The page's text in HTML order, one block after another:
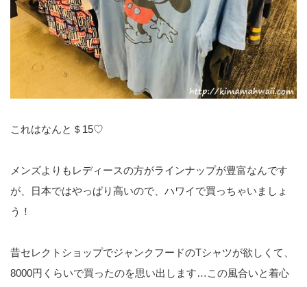
これはなんと＄15♡
メンズよりもレディースの方がラインナップが豊富なんです
が、日本ではやっぱり高いので、ハワイで買っちゃいましょ
う！
昔セレクトショップでジャンクフードのTシャツが欲しくて、
8000円くらいで買ったのを思い出します…この風合いと着心